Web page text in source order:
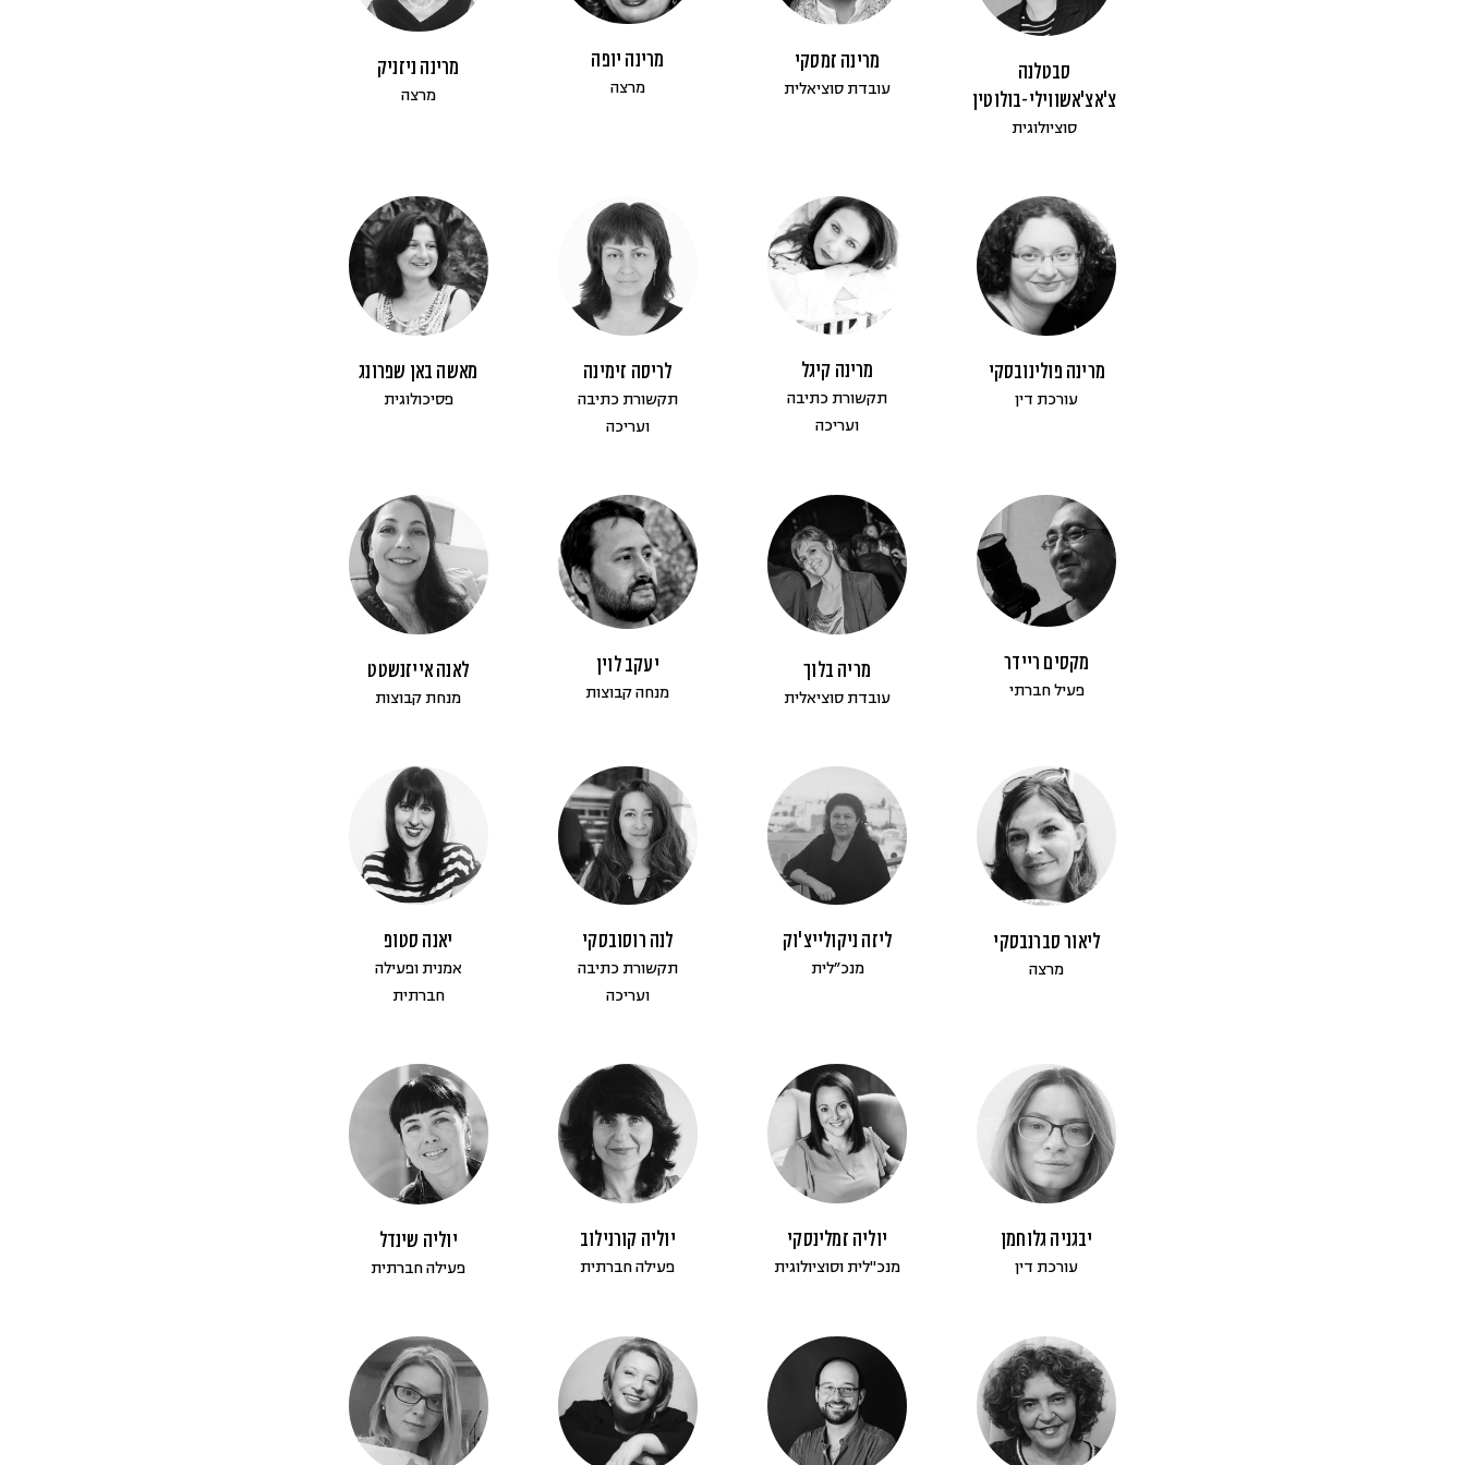
תהליך מדיני ופיוס (15)
סבטלנה
צ'אצ'אשווילי-בולוטין
סוציולוגית
מרינה זמסקי
עובדת סוציאלית
מרינה יופה
מרצה
מרינה ניזניק
מרצה
מרינה פולינובסקי
עורכת דין
מרינה קיגל
תקשורת כתיבה
ועריכה
לריסה זימינה
תקשורת כתיבה
ועריכה
מאשה באן שפרונג
פסיכולוגית
מקסים ריידר
פעיל חברתי
מריה בלוך
עובדת סוציאלית
יעקב לוין
מנחה קבוצות
לאנה אייזנשטט
מנחת קבוצות
ליאור סברנבסקי
מרצה
ליזה ניקולייצ'וק
מנכ״לית
לנה רוסובסקי
תקשורת כתיבה
ועריכה
יאנה סטופ
אמנית ופעילה
חברתית
יבגניה גלוחמן
עורכת דין
יוליה זמלינסקי
מנכ"לית וסוציולוגית
יוליה קורנילוב
פעילה חברתית
יוליה שינדל
פעילה חברתית